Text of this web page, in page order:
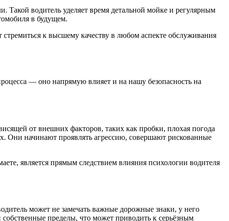
Такой водитель уделяет время детальной мойке и регулярным
в будущем.
к высшему качеству в любом аспекте обслуживания
— оно напрямую влияет и на нашу безопасность на
от внешних факторов, таких как пробки, плохая погода
Они начинают проявлять агрессию, совершают рискованные
является прямым следствием влияния психологии водителя
может не замечать важные дорожные знаки, у него
пределы, что может приводить к серьёзным